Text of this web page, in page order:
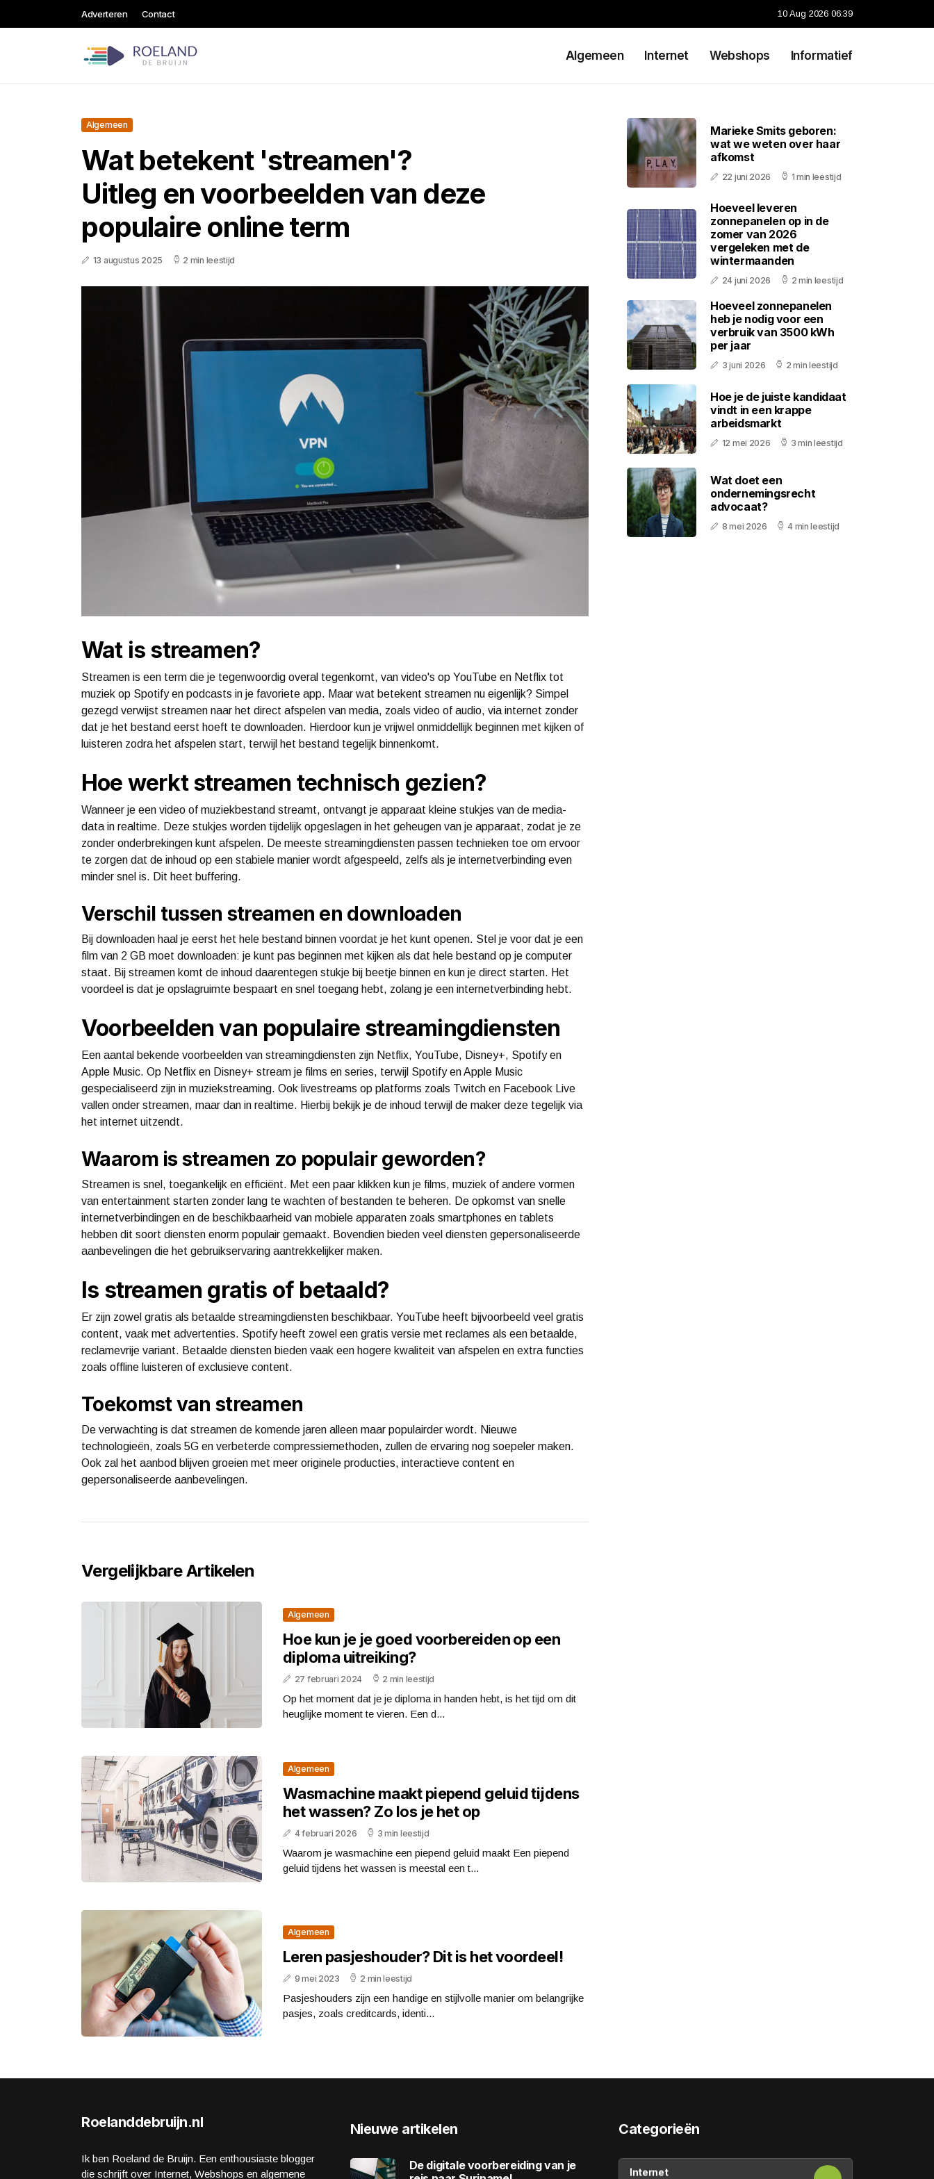
Adverteren Contact 10 Aug 2026 06:39
Algemeen Internet Webshops Informatief
Algemeen
Wat betekent 'streamen'?
Uitleg en voorbeelden van deze
populaire online term
13 augustus 2025 2 min leestijd
Wat is streamen?
Streamen is een term die je tegenwoordig overal tegenkomt, van video's op YouTube en Netflix tot
muziek op Spotify en podcasts in je favoriete app. Maar wat betekent streamen nu eigenlijk? Simpel
gezegd verwijst streamen naar het direct afspelen van media, zoals video of audio, via internet zonder
dat je het bestand eerst hoeft te downloaden. Hierdoor kun je vrijwel onmiddellijk beginnen met kijken of
luisteren zodra het afspelen start, terwijl het bestand tegelijk binnenkomt.
Hoe werkt streamen technisch gezien?
Wanneer je een video of muziekbestand streamt, ontvangt je apparaat kleine stukjes van de media-
data in realtime. Deze stukjes worden tijdelijk opgeslagen in het geheugen van je apparaat, zodat je ze
zonder onderbrekingen kunt afspelen. De meeste streamingdiensten passen technieken toe om ervoor
te zorgen dat de inhoud op een stabiele manier wordt afgespeeld, zelfs als je internetverbinding even
minder snel is. Dit heet buffering.
Verschil tussen streamen en downloaden
Bij downloaden haal je eerst het hele bestand binnen voordat je het kunt openen. Stel je voor dat je een
film van 2 GB moet downloaden: je kunt pas beginnen met kijken als dat hele bestand op je computer
staat. Bij streamen komt de inhoud daarentegen stukje bij beetje binnen en kun je direct starten. Het
voordeel is dat je opslagruimte bespaart en snel toegang hebt, zolang je een internetverbinding hebt.
Voorbeelden van populaire streamingdiensten
Een aantal bekende voorbeelden van streamingdiensten zijn Netflix, YouTube, Disney+, Spotify en
Apple Music. Op Netflix en Disney+ stream je films en series, terwijl Spotify en Apple Music
gespecialiseerd zijn in muziekstreaming. Ook livestreams op platforms zoals Twitch en Facebook Live
vallen onder streamen, maar dan in realtime. Hierbij bekijk je de inhoud terwijl de maker deze tegelijk via
het internet uitzendt.
Waarom is streamen zo populair geworden?
Streamen is snel, toegankelijk en efficiënt. Met een paar klikken kun je films, muziek of andere vormen
van entertainment starten zonder lang te wachten of bestanden te beheren. De opkomst van snelle
internetverbindingen en de beschikbaarheid van mobiele apparaten zoals smartphones en tablets
hebben dit soort diensten enorm populair gemaakt. Bovendien bieden veel diensten gepersonaliseerde
aanbevelingen die het gebruikservaring aantrekkelijker maken.
Is streamen gratis of betaald?
Er zijn zowel gratis als betaalde streamingdiensten beschikbaar. YouTube heeft bijvoorbeeld veel gratis
content, vaak met advertenties. Spotify heeft zowel een gratis versie met reclames als een betaalde,
reclamevrije variant. Betaalde diensten bieden vaak een hogere kwaliteit van afspelen en extra functies
zoals offline luisteren of exclusieve content.
Toekomst van streamen
De verwachting is dat streamen de komende jaren alleen maar populairder wordt. Nieuwe
technologieën, zoals 5G en verbeterde compressiemethoden, zullen de ervaring nog soepeler maken.
Ook zal het aanbod blijven groeien met meer originele producties, interactieve content en
gepersonaliseerde aanbevelingen.
Vergelijkbare Artikelen
Algemeen
Hoe kun je je goed voorbereiden op een
diploma uitreiking?
27 februari 2024 2 min leestijd
Op het moment dat je je diploma in handen hebt, is het tijd om dit
heuglijke moment te vieren. Een d...
Algemeen
Wasmachine maakt piepend geluid tijdens
het wassen? Zo los je het op
4 februari 2026 3 min leestijd
Waarom je wasmachine een piepend geluid maakt Een piepend
geluid tijdens het wassen is meestal een t...
Algemeen
Leren pasjeshouder? Dit is het voordeel!
9 mei 2023 2 min leestijd
Pasjeshouders zijn een handige en stijlvolle manier om belangrijke
pasjes, zoals creditcards, identi...
Marieke Smits geboren:
wat we weten over haar
afkomst
22 juni 2026 1 min leestijd
Hoeveel leveren
zonnepanelen op in de
zomer van 2026
vergeleken met de
wintermaanden
24 juni 2026 2 min leestijd
Hoeveel zonnepanelen
heb je nodig voor een
verbruik van 3500 kWh
per jaar
3 juni 2026 2 min leestijd
Hoe je de juiste kandidaat
vindt in een krappe
arbeidsmarkt
12 mei 2026 3 min leestijd
Wat doet een
ondernemingsrecht
advocaat?
8 mei 2026 4 min leestijd
Roelanddebruijn.nl
Ik ben Roeland de Bruijn. Een enthousiaste blogger
die schrijft over Internet, Webshops en algemene
Nieuwe artikelen
De digitale voorbereiding van je
Categorieën
Internet